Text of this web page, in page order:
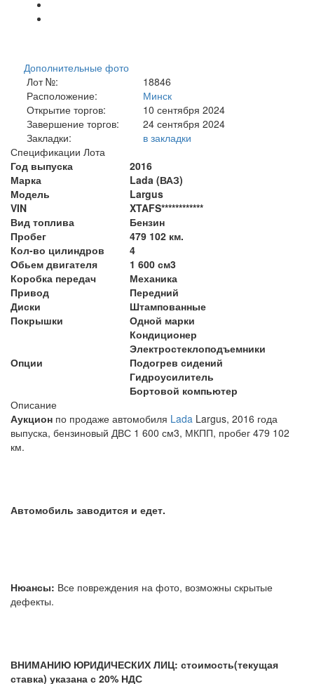
Дополнительные фото
Лот №:
18846
Расположение:
Минск
Открытие торгов:
10 сентября 2024
Завершение торгов:
24 сентября 2024
Закладки:
в закладки
Спецификации Лота
Год выпуска
2016
Марка
Lada (ВАЗ)
Модель
Largus
VIN
XTAFS************
Вид топлива
Бензин
Пробег
479 102 км.
Кол-во цилиндров
4
Обьем двигателя
1 600 см3
Коробка передач
Механика
Привод
Передний
Диски
Штампованные
Покрышки
Одной марки
Опции
Кондиционер
Электростеклоподъемники
Подогрев сидений
Гидроусилитель
Бортовой компьютер
Описание
Аукцион по продаже автомобиля Lada Largus, 2016 года
выпуска, бензиновый ДВС 1 600 см3, МКПП, пробег 479 102
км.
Автомобиль заводится и едет.
Нюансы: Все повреждения на фото, возможны скрытые
дефекты.
ВНИМАНИЮ ЮРИДИЧЕСКИХ ЛИЦ: стоимость(текущая
ставка) указана с 20% НДС